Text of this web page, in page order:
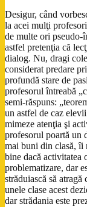
Desigur, când
la acei mulţi
de multe ori pseudo-
astfel pretenţia că
dialog. Nu, dragi
considerat predare
profundă stare de
profesorul întreabă
semi-răspuns:
un astfel de caz
mimeze atenţia şi
profesorul poartă un
mai buni din clasă, îi
bine dacă activitatea
problematizare, dar
străduiască să
unele clase acest
dar strădania este